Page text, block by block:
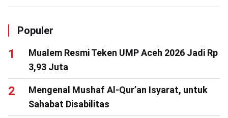
Populer
Mualem Resmi Teken UMP Aceh 2026 Jadi Rp
3,93 Juta
Mengenal Mushaf Al-Qur’an Isyarat, untuk
Sahabat Disabilitas